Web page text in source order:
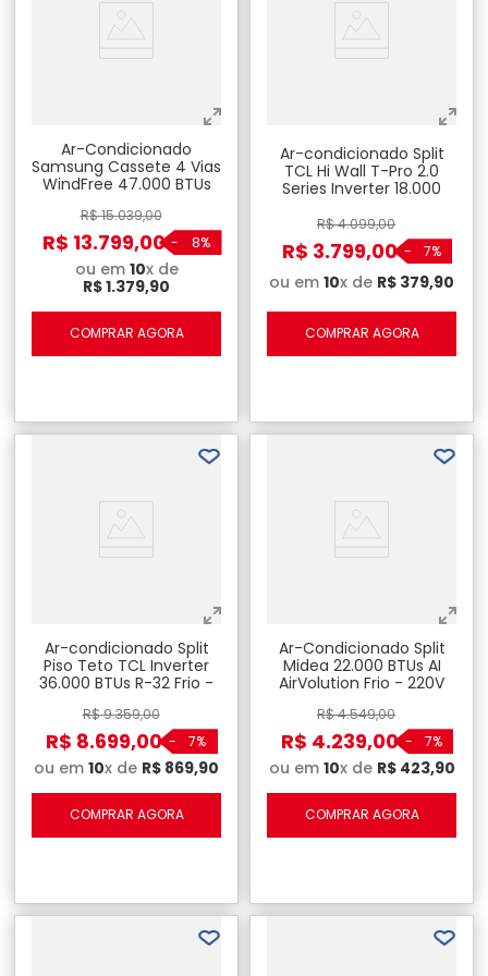
Ar-Condicionado
Samsung Cassete 4 Vias
WindFree 47.000 BTUs
R$15.039,00
R$ 13.799,00 - 8%
ou em 10x de
R$1.379,90
COMPRAR AGORA
Ar-condicionado Split
TCL Hi Wall T-Pro 2.0
Series Inverter 18.000
18CTG2-INV
R$4.099,00
R$ 3.799,00 - 7%
ou em 10x de R$ 379,90
COMPRAR AGORA
Ar-condicionado Split
Piso Teto TCL Inverter
36.000 BTUs R-32 Frio -
R$9.359,00
R$ 8.699,00 - 7%
ou em 10x de R$ 869,90
COMPRAR AGORA
Ar-Condicionado Split
Midea 22.000 BTUs AI
AirVolution Frio - 220V
R$4.549,00
R$ 4.239,00 - 7%
ou em 10x de R$ 423,90
COMPRAR AGORA